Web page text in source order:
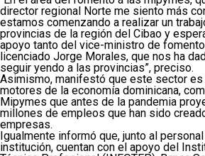
director regional Norte me siento más
estamos comenzando a realizar un
provincias de la región del Cibao y
apoyo tanto del vice-ministro de
licenciado Jorge Morales, que nos ha
seguir yendo a las provincias”, preciso.
Asimismo, manifestó que este sector
motores de la economía dominicana,
Mipymes que antes de la pandemia
millones de empleos que han sido
empresas.
Igualmente informó que, junto al
institución, cuentan con el apoyo del